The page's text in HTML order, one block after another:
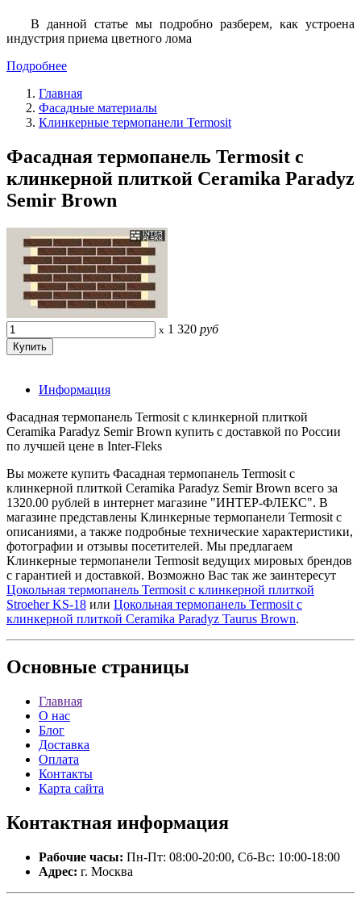
В данной статье мы подробно разберем, как устроена
индустрия приема цветного лома
Подробнее
Главная
Фасадные материалы
Клинкерные термопанели Termosit
Фасадная термопанель Termosit с
клинкерной плиткой Ceramika Paradyz
Semir Brown
x 1 320 руб
Информация
Фасадная термопанель Termosit с клинкерной плиткой
Ceramika Paradyz Semir Brown купить с доставкой по России
по лучшей цене в Inter-Fleks
Вы можете купить Фасадная термопанель Termosit с
клинкерной плиткой Ceramika Paradyz Semir Brown всего за
1320.00 рублей в интернет магазине "ИНТЕР-ФЛЕКС". В
магазине представлены Клинкерные термопанели Termosit с
описаниями, а также подробные технические характеристики,
фотографии и отзывы посетителей. Мы предлагаем
Клинкерные термопанели Termosit ведущих мировых брендов
с гарантией и доставкой. Возможно Вас так же заинтересут
Цокольная термопанель Termosit с клинкерной плиткой
Stroeher KS-18 или Цокольная термопанель Termosit с
клинкерной плиткой Ceramika Paradyz Taurus Brown.
Основные страницы
Главная
О нас
Блог
Доставка
Оплата
Контакты
Карта сайта
Контактная информация
Рабочие часы: Пн-Пт: 08:00-20:00, Сб-Вс: 10:00-18:00
Адрес: г. Москва